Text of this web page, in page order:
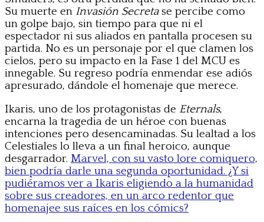
Su muerte en Invasión Secretase percibe como
un golpe bajo, sin tiempo para que ni el
espectador ni sus aliados en pantalla procesen su
partida. No es un personaje por el que clamen los
cielos, pero su impacto en la Fase 1 del MCU es
innegable. Su regreso podría enmendar ese adiós
apresurado, dándole el homenaje que merece.
Ikaris, uno de los protagonistas de Eternals,
encarna la tragedia de un héroe con buenas
intenciones pero desencaminadas. Su lealtad a los
Celestiales lo lleva a un final heroico, aunque
desgarrador. Marvel, con su vasto lore comiquero,
bien podría darle una segunda oportunidad. ¿Y si
pudiéramos ver a Ikaris eligiendo a la humanidad
sobre sus creadores, en un arco redentor que
homenajee sus raíces en los cómics?